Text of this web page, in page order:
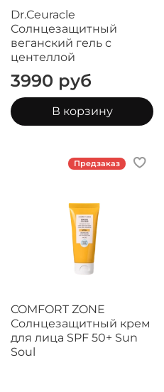
Dr.Ceuracle
Солнцезащитный
веганский гель с
центеллой
3990 руб
В корзину
Предзаказ
COMFORT ZONE
Солнцезащитный крем
для лица SPF 50+ Sun
Soul